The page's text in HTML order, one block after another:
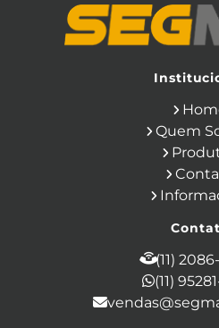
Capa de Chuva
Cinto de Segurança para
Cinto de Seguranca
Cone
Equipamentos de
Ferramentas Eletricas
Ferramentas Isoladas
Ferramentas Manuais
Filtro para Respirador
Japona Térmica para
Luva
Luva
Luvas para Produtos
Macacão Contra Agentes
Macacão de Segurança
Máscara de Proteção
Quem
(11)
(11)